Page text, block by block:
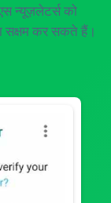
न्यूज़लेटर्स को
सक्षम कर सकते हैं।